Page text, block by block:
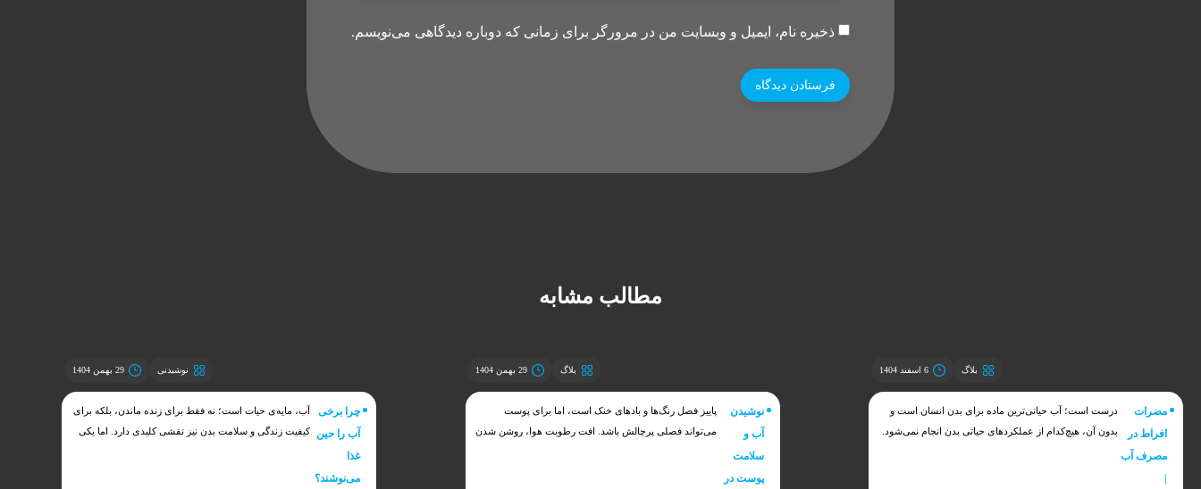
ذخیره نام، ایمیل و وبسایت من در مرورگر برای زمانی که دوباره دیدگاهی می‌نویسم.
مطالب مشابه
بلاگ 6 اسفند 1404
مضرات
افراط در
مصرف آب
درست است؛ آب حیاتی‌ترین ماده برای بدن انسان است و
بدون آن، هیچ‌کدام از عملکردهای حیاتی بدن انجام نمی‌شود.
بلاگ 29 بهمن 1404
نوشیدن
آب و
سلامت
پوست در
پاییز فصل رنگ‌ها و بادهای خنک است، اما برای پوست
می‌تواند فصلی پرچالش باشد. افت رطوبت هوا، روشن شدن
نوشیدنی 29 بهمن 1404
چرا برخی
آب را حین
غذا
می‌نوشند؟
آب، مایه‌ی حیات است؛ نه فقط برای زنده ماندن، بلکه برای
کیفیت زندگی و سلامت بدن نیز نقشی کلیدی دارد. اما یکی